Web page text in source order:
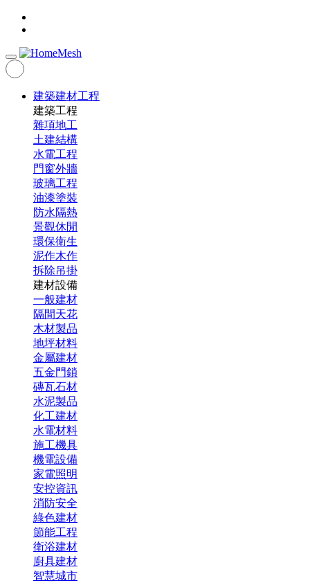
建築建材工程
建築工程
雜項地工
土建結構
水電工程
門窗外牆
玻璃工程
油漆塗裝
防水隔熱
景觀休閒
環保衛生
泥作木作
拆除吊掛
建材設備
一般建材
隔間天花
木材製品
地坪材料
金屬建材
五金門鎖
磚瓦石材
水泥製品
化工建材
水電材料
施工機具
機電設備
家電照明
安控資訊
消防安全
綠色建材
節能工程
衛浴建材
廚具建材
智慧城市